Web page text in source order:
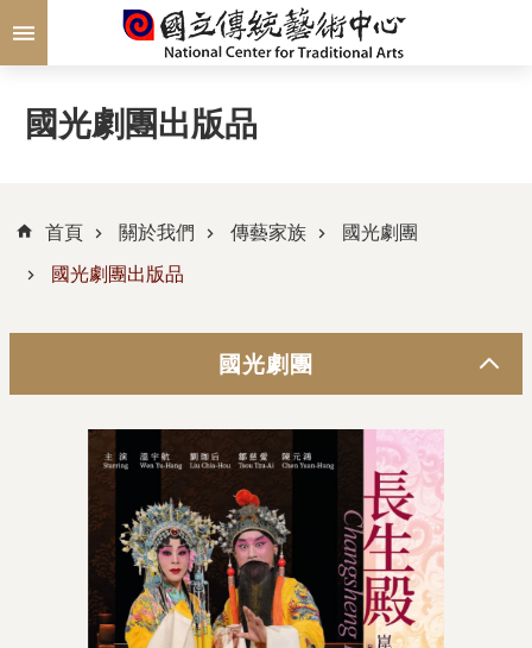
跳到主要內容區塊
國光劇團出版品
首頁 關於我們 傳藝家族 國光劇團
國光劇團出版品
國光劇團